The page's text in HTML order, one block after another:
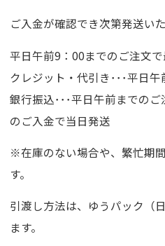
ご入金が確認でき次第発送いた
平日午前9：00までのご注文
クレジット・代引き･･･平日
銀行振込･･･平日午前までの
のご入金で当日発送
※在庫のない場合や、繁忙期
す。
引渡し方法は、ゆうパック（
ます。